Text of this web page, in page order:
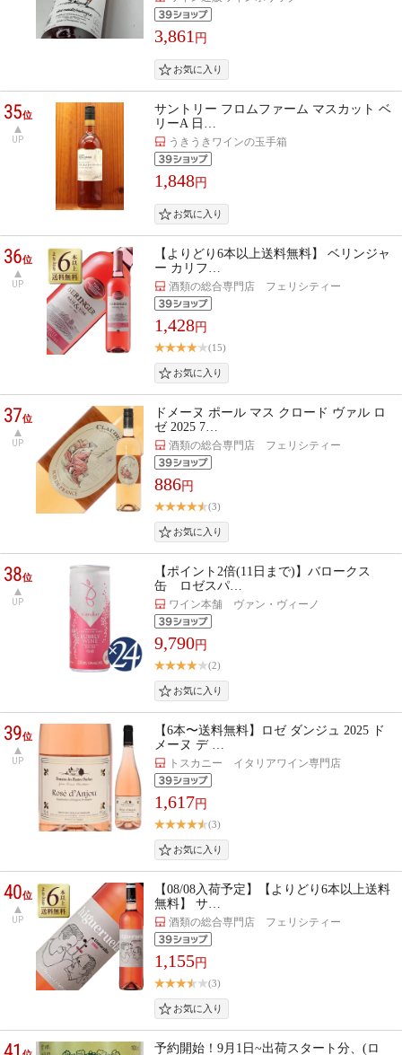
3,861 円
35位
UP
サントリー フロムファーム マスカット ベ
リーA 日…
うきうきワインの玉手箱
1,848円
36位
UP
【よりどり6本以上送料無料】 ベリンジャ
ー カリフ…
酒類の総合専門店 フェリシティー
1,428円
(15)
37位
UP
ドメーヌ ポール マス クロード ヴァル ロ
ゼ 2025 7…
酒類の総合専門店 フェリシティー
886円
(3)
38位
UP
【ポイント2倍(11日まで)】バロークス
缶 ロゼスパ…
ワイン本舗 ヴァン・ヴィーノ
9,790円
(2)
39位
UP
【6本〜送料無料】ロゼ ダンジュ 2025 ド
メーヌ デ …
トスカニー イタリアワイン専門店
1,617円
(3)
40位
UP
【08/08入荷予定】【よりどり6本以上送料
無料】 サ…
酒類の総合専門店 フェリシティー
1,155円
(3)
予約開始！9月1日~出荷スタート分、(ロ